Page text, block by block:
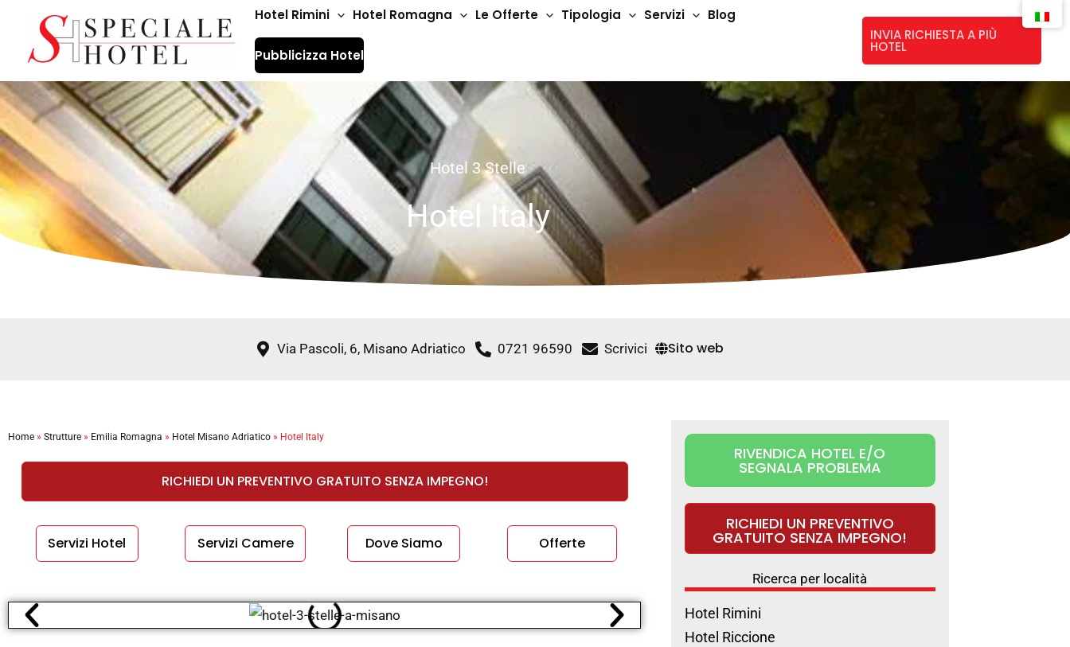
contenuto
Hotel Rimini Hotel Romagna Le Offerte Tipologia Servizi Blog
Pubblicizza Hotel
INVIA RICHIESTA A PIÙ
HOTEL
Hotel 3 Stelle
Hotel Italy
Via Pascoli, 6, Misano Adriatico 0721 96590 Scrivici Sito web
Home » Strutture » Emilia Romagna » Hotel Misano Adriatico » Hotel Italy
RICHIEDI UN PREVENTIVO GRATUITO SENZA IMPEGNO!
Servizi Hotel Servizi Camere Dove Siamo Offerte
RIVENDICA HOTEL E/O
SEGNALA PROBLEMA
RICHIEDI UN PREVENTIVO
GRATUITO SENZA IMPEGNO!
Ricerca per località
Hotel Rimini
Hotel Riccione